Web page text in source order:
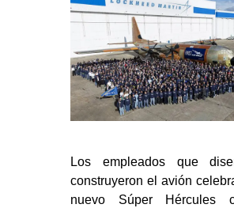
Los empleados que
construyeron el avión
nuevo Súper Hércules